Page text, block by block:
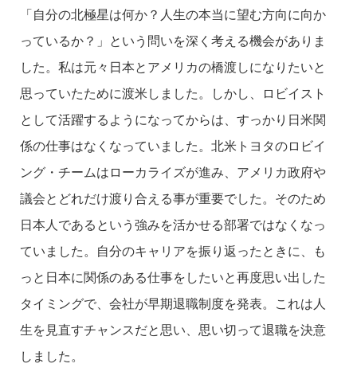
「自分の北極星は何か？人生の本当に望む方向に向か
っているか？」という問いを深く考える機会がありま
した。私は元々日本とアメリカの橋渡しになりたいと
思っていたために渡米しました。しかし、ロビイスト
として活躍するようになってからは、すっかり日米関
係の仕事はなくなっていました。北米トヨタのロビイ
ング・チームはローカライズが進み、アメリカ政府や
議会とどれだけ渡り合える事が重要でした。そのため
日本人であるという強みを活かせる部署ではなくなっ
ていました。自分のキャリアを振り返ったときに、も
っと日本に関係のある仕事をしたいと再度思い出した
タイミングで、会社が早期退職制度を発表。これは人
生を見直すチャンスだと思い、思い切って退職を決意
しました。